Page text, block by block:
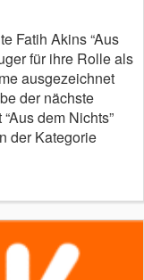
Fatih Akins “Aus
für ihre Rolle als
ausgezeichnet
der nächste
dem Nichts”
der Kategorie